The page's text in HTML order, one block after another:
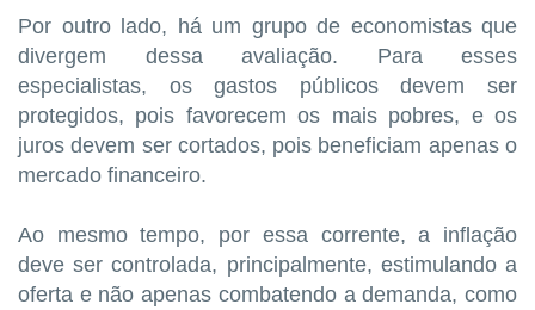
Por outro lado, há um grupo de economistas que
divergem dessa avaliação. Para esses
especialistas, os gastos públicos devem ser
protegidos, pois favorecem os mais pobres, e os
juros devem ser cortados, pois beneficiam apenas o
mercado financeiro.
Ao mesmo tempo, por essa corrente, a inflação
deve ser controlada, principalmente, estimulando a
oferta e não apenas combatendo a demanda, como